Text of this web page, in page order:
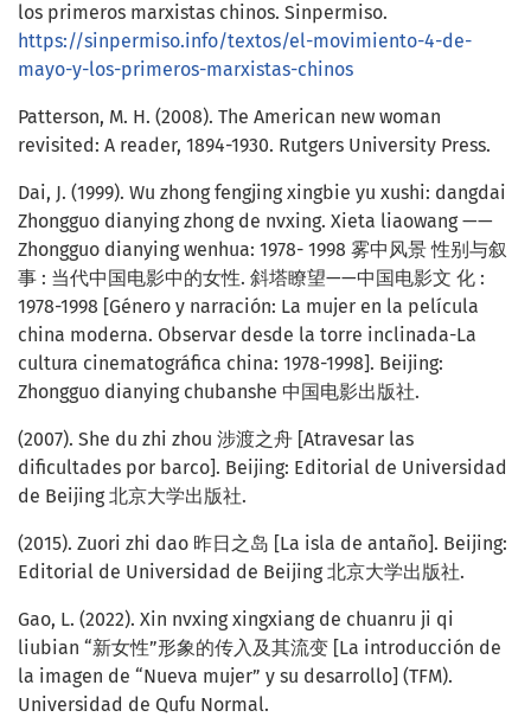
los primeros marxistas chinos. Sinpermiso.
https://sinpermiso.info/textos/el-movimiento-4-de-
mayo-y-los-primeros-marxistas-chinos
Patterson, M. H. (2008). The American new woman
revisited: A reader, 1894-1930. Rutgers University Press.
Dai, J. (1999). Wu zhong fengjing xingbie yu xushi: dangdai
Zhongguo dianying zhong de nvxing. Xieta liaowang ——
Zhongguo dianying wenhua: 1978- 1998 雾中风景 性别与叙
事 : 当代中国电影中的女性. 斜塔瞭望——中国电影文 化 :
1978-1998 [Género y narración: La mujer en la película
china moderna. Observar desde la torre inclinada-La
cultura cinematográfica china: 1978-1998]. Beijing:
Zhongguo dianying chubanshe 中国电影出版社.
(2007). She du zhi zhou 涉渡之舟 [Atravesar las
dificultades por barco]. Beijing: Editorial de Universidad
de Beijing 北京大学出版社.
(2015). Zuori zhi dao 昨日之岛 [La isla de antaño]. Beijing:
Editorial de Universidad de Beijing 北京大学出版社.
Gao, L. (2022). Xin nvxing xingxiang de chuanru ji qi
liubian “新女性”形象的传入及其流变 [La introducción de
la imagen de “Nueva mujer” y su desarrollo] (TFM).
Universidad de Qufu Normal.